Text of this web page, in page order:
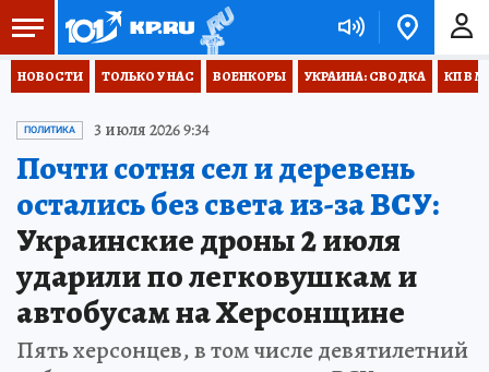
НОВОСТИ ТОЛЬКО У НАС ВОЕНКОРЫ УКРАИНА: СВОДКА КП В
ПОЛИТИКА 3 июля 2026 9:34
Почти сотня сел и деревень
остались без света из-за ВСУ:
Украинские дроны 2 июля
ударили по легковушкам и
автобусам на Херсонщине
Пять херсонцев, в том числе девятилетний